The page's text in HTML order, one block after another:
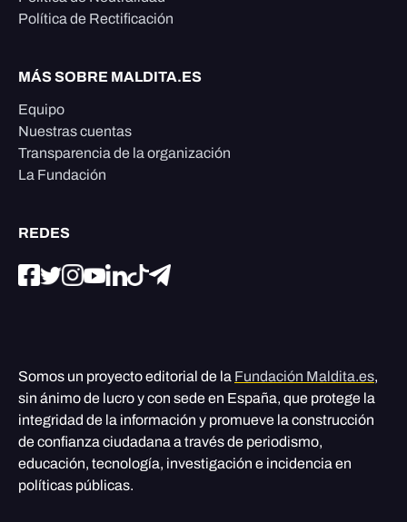
Política de Rectificación
MÁS SOBRE MALDITA.ES
Equipo
Nuestras cuentas
Transparencia de la organización
La Fundación
REDES
Somos un proyecto editorial de la Fundación Maldita.es,
sin ánimo de lucro y con sede en España, que protege la
integridad de la información y promueve la construcción
de confianza ciudadana a través de periodismo,
educación, tecnología, investigación e incidencia en
políticas públicas.